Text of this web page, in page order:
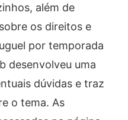
além de
os direitos e
por temporada
desenvolveu uma
dúvidas e traz
o tema. As